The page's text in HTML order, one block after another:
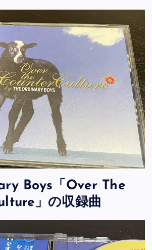
Boys「Over The
」の収録曲